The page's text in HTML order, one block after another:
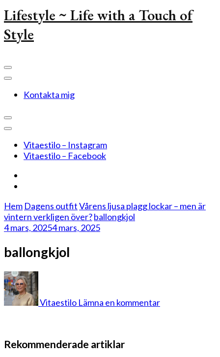
Lifestyle ~ Life with a Touch of
Style
Kontakta mig
Vitaestilo – Instagram
Vitaestilo – Facebook
Hem Dagens outfitVårens ljusa plagg lockar – men är
vintern verkligen över?ballongkjol
4 mars, 20254 mars, 2025
ballongkjol
Vitaestilo Lämna en kommentar
Rekommenderade artiklar